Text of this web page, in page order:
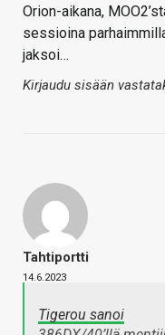
Orion-aikana,
sessioina
jaksoi…
Kirjaudu sisään
Tahtiportti
14.6.2023
Tigerou sanoi